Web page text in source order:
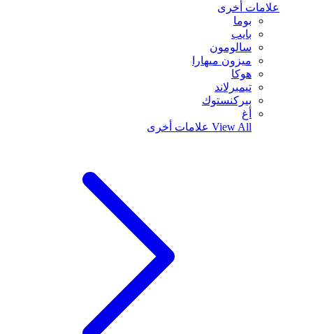
علامات أخرى
بوما
بايب
سالومون
ميزون ميهارا
هوكا
تيمبرلاند
بيركنستوك
أغ
View All علامات أخرى